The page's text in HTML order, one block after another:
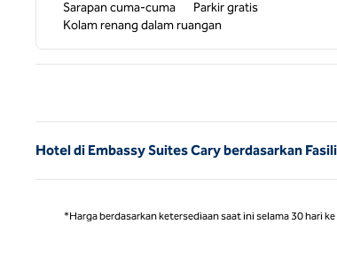
Sarapan cuma-cuma
Parkir gratis
Kolam renang dalam ruangan
Hotel di Embassy Suites Cary berdasarkan
*Harga berdasarkan ketersediaan saat ini selama 30 hari